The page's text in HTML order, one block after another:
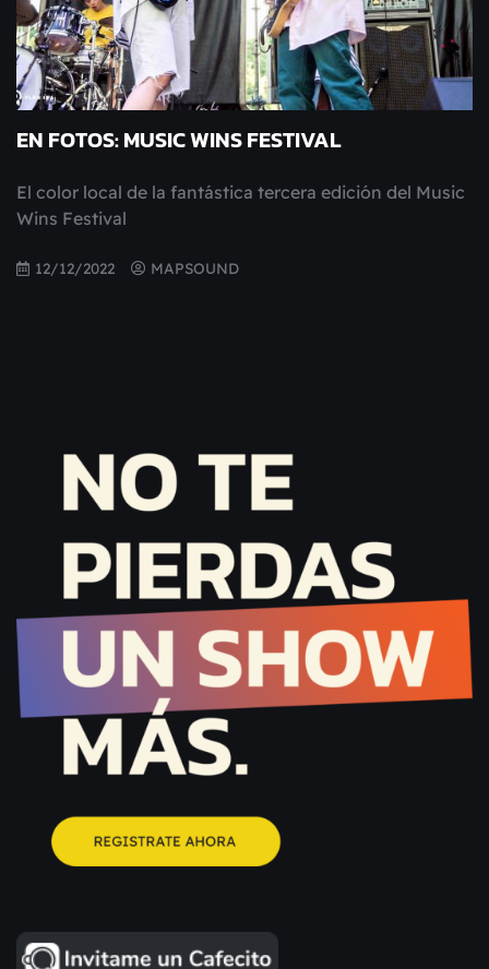
EN FOTOS: MUSIC WINS FESTIVAL
El color local de la fantástica tercera edición del Music
Wins Festival
12/12/2022 MAPSOUND